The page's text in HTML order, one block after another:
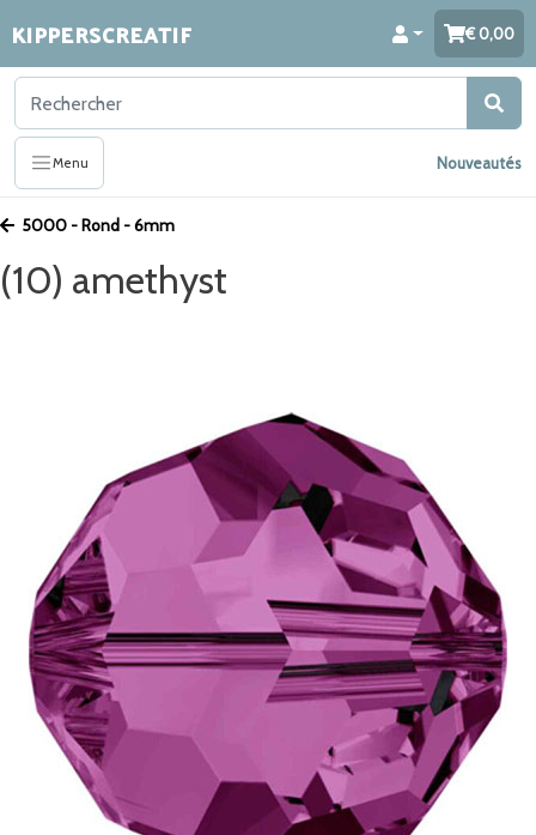
KIPPERSCREATIF 0,00
Menu Nouveautés
5000 - Rond - 6mm
(10) amethyst